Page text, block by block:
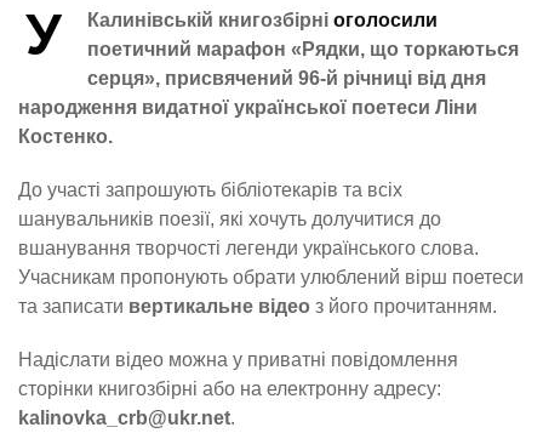
У Калинівській книгозбірні оголосили
поетичний марафон «Рядки, що торкаються
серця», присвячений 96-й річниці від дня
народження видатної української поетеси Ліни
Костенко.
До участі запрошують бібліотекарів та всіх
шанувальників поезії, які хочуть долучитися до
вшанування творчості легенди українського слова.
Учасникам пропонують обрати улюблений вірш поетеси
та записати вертикальне відео з його прочитанням.
Надіслати відео можна у приватні повідомлення
сторінки книгозбірні або на електронну адресу:
kalinovka_crb@ukr.net.